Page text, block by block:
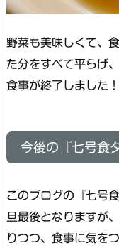
野菜も美味しくて、
た分をすべて平らげ
食事が終了しました
今後の『七号食
このブログの『七号
旦最後となりますが
りつつ、食事に気を